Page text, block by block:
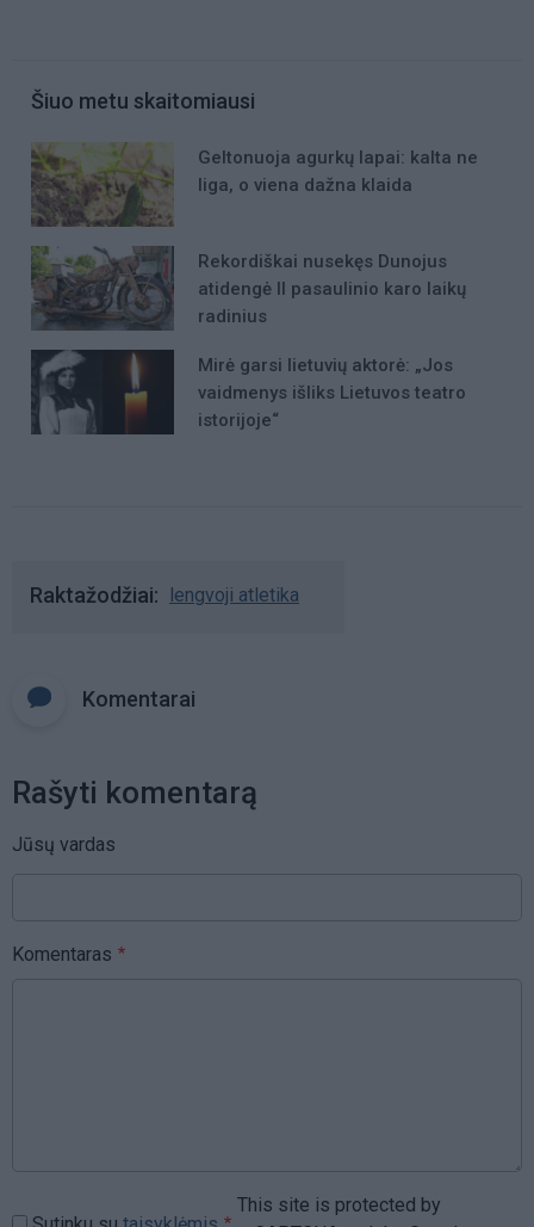
Šiuo metu skaitomiausi
Geltonuoja agurkų lapai: kalta ne
liga, o viena dažna klaida
Rekordiškai nusekęs Dunojus
atidengė II pasaulinio karo laikų
radinius
Mirė garsi lietuvių aktorė: „Jos
vaidmenys išliks Lietuvos teatro
istorijoje“
Raktažodžiai lengvoji atletika
Komentarai
Rašyti komentarą
Jūsų vardas
Komentaras
This site is protected by